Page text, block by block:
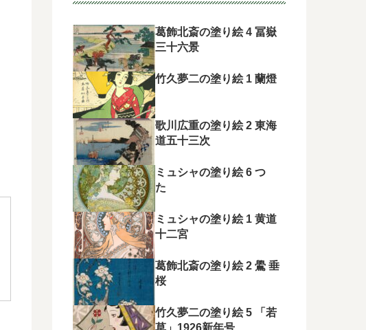
葛飾北斎の塗り絵 4 冨嶽
三十六景
竹久夢二の塗り絵 1 蘭燈
歌川広重の塗り絵 2 東海
道五十三次
ミュシャの塗り絵 6 つ
た
ミュシャの塗り絵 1 黄道
十二宮
葛飾北斎の塗り絵 2 鷽 垂
桜
竹久夢二の塗り絵 5 「若
草」1926新年号